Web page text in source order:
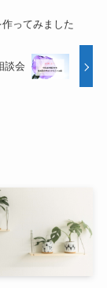
ってみました
談会